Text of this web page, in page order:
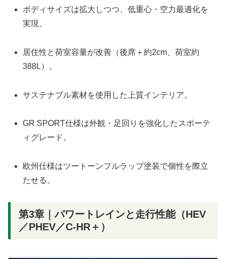
ボディサイズは拡大しつつ、低重心・空力最適化を
実現。
居住性と荷室容量が改善（後席＋約2cm、荷室約
388L）。
サステナブル素材を使用した上質インテリア。
GR SPORT仕様は外観・足回りを強化したスポーテ
ィグレード。
欧州仕様はツートーンフルラップ塗装で個性を際立
たせる。
第3章｜パワートレインと走行性能（HEV
／PHEV／C-HR＋）